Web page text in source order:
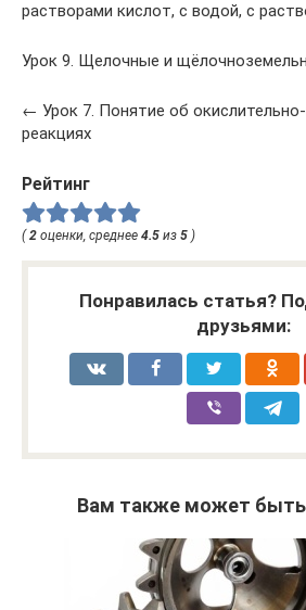
растворами кислот, с водой, с
Урок 9. Щелочные и
← Урок 7. Понятие об
реакциях
Рейтинг
(2 оценки, среднее 4.5 из 5 )
Понравилась статья?
друзьями:
Вам также может быть